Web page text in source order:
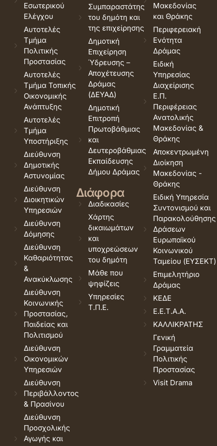
Εσωτερικού
Ελέγχου
Αυτοτελές
Τμήμα
Πολιτικής
Προστασίας
Αυτοτελές
Τμήμα Τοπικής
Οικονομικής
Ανάπτυξης
Αυτοτελές
Τμήμα
Υποστήριξης
Διεύθυνση
Δημοτικής
Αστυνομίας
Διεύθυνση
Διοικητικών
Υπηρεσιών
Διεύθυνση
Δόμησης
Διεύθυνση
Καθαριότητας
&
Ανακύκλωσης
Διεύθυνση
Κοινωνικής
Προστασίας,
Παιδείας και
Πολιτισμού
Διεύθυνση
Οικονομικών
Υπηρεσιών
Διεύθυνση
Περιβάλλοντος
& Πρασίνου
Διεύθυνση
Προσχολικής
Αγωγής και
Συμπαραστάτης
του δημότη και
της επιχείρησης
Δημοτική
Επιχείρηση
Ύδρευσης –
Αποχέτευσης
Δράμας
(ΔΕΥΑΔ)
Δημοτική
Επιτροπή
Πρωτοβάθμιας
και
Δευτεροβάθμιας
Εκπαίδευσης
Δήμου Δράμας
Διάφορα
Διαδικασίες
Χάρτης
δικαιωμάτων
και
υποχρεώσεων
του δημότη
Μάθε που
ψηφίζεις
Υπηρεσίες
Τ.Π.Ε.
Μακεδονίας
και Θράκης
Περιφερειακή
Ενότητα
Δράμας
Ειδική
Υπηρεσίας
Διαχείρισης
Ε.Π.
Περιφέρειας
Ανατολικής
Μακεδονίας &
Θράκης
Αποκεντρωμένη
Διοίκηση
Μακεδονίας -
Θράκης
Ειδική Υπηρεσία
Συντονισμού και
Παρακολούθησης
Δράσεων
Ευρωπαϊκού
Κοινωνικού
Ταμείου (ΕΥΣΕΚΤ)
Επιμελητήριο
Δράμας
ΚΕΔΕ
Ε.Ε.Τ.Α.Α.
ΚΑΛΛΙΚΡΑΤΗΣ
Γενική
Γραμματεία
Πολιτικής
Προστασίας
Visit Drama